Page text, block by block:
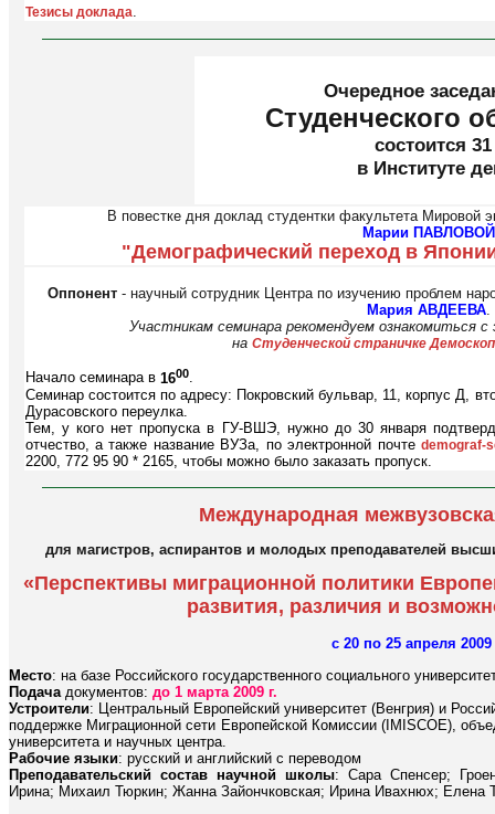
Тезисы доклада.
Очередное
Студенческого
состоится
в Институте
В повестке дня доклад студентки факультета Мировой
Марии ПАВЛОВОЙ
"Демографический переход в
Оппонент- научный сотрудник Центра по изучению проблем
Мария АВДЕЕВА
Участникам семинара рекомендуем ознакомиться
на Студенческой страничке
Начало семинара в 1600.
Семинар состоится по адресу: Покровский бульвар, 11, корпус Д,
Дурасовского переулка.
Тем, у кого нет пропуска в ГУ-ВШЭ, нужно до 30 января
отчество, а также название ВУЗа, по электронной почтеdemograf-
2200, 772 95 90 * 2165, чтобы можно было заказать пропуск.
Международная
для магистров, аспирантов и молодых преподавателей
«Перспективы миграционной политики
развития, различия и
с 20 по 25 апреля 2009
Место: на базе Российского государственного социального
Подача документов: до 1 марта 2009 г.
Устроители: Центральный Европейский университет (Венгрия) и
поддержке Миграционной сети Европейской Комиссии (IMISCOE),
университета и научных центра.
Рабочие языки: русский и английский с переводом
Преподавательский состав научной школы: Сара Спенсер;
Ирина; Михаил Тюркин; Жанна Зайончковская; Ирина Ивахнюх;